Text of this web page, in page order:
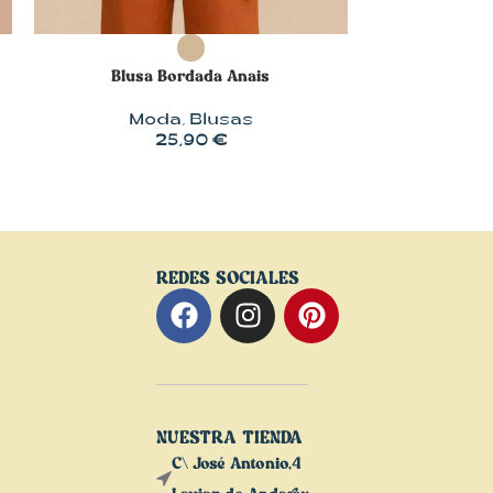
SELECCIONAR OPCIONES
Blusa Bordada Anais
Moda, Blusas
25,90 €
REDES SOCIALES
NUESTRA TIENDA
C\ José Antonio,4